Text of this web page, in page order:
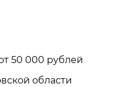
50 000 рублей
области